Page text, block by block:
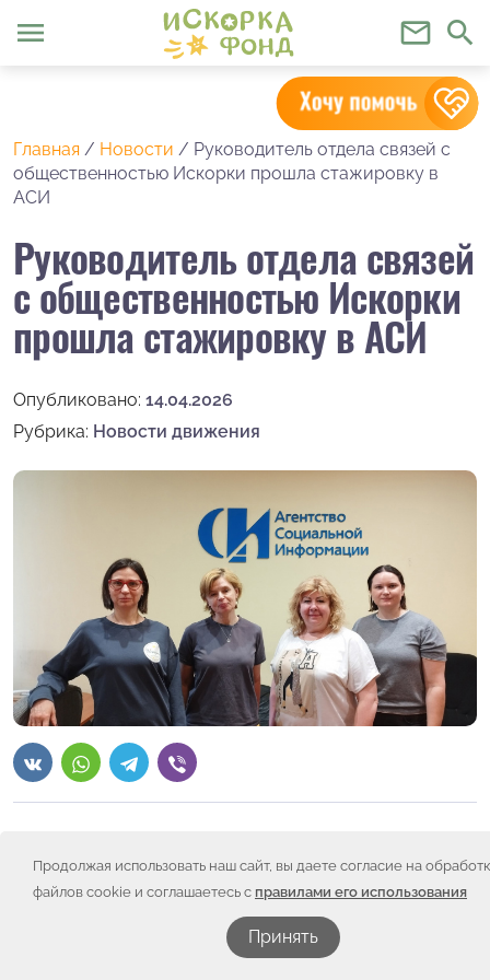
Продолжая использовать наш сайт, вы даете согласие на
файлов cookie и соглашаетесь с правилами его использования
Принять
menu mail_outline search
Главная / Новости / Руководитель отдела связей с
общественностью Искорки прошла стажировку в
АСИ
Руководитель отдела связей
с общественностью Искорки
прошла стажировку в АСИ
Опубликовано: 14.04.2026
Рубрика: Новости движения
из ресурсов для НКО – цитируемым СМИ, медийной
площадкой, которая предоставляет возможность
некоммерческому сектору говорить о себе и быть
узнаваемым в других регионах.